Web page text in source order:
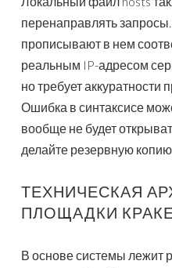
перенаправлять
прописывают в нем
реальным IP-адресом
но требует аккуратности
Ошибка в синтаксисе
вообще не будет
делайте резервную
ТЕХНИЧЕСКАЯ
ПЛОЩАДКИ
В основе системы лежит